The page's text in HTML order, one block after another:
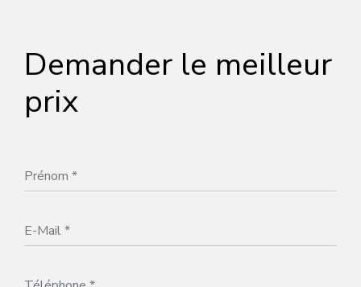
Demander le meilleur
prix